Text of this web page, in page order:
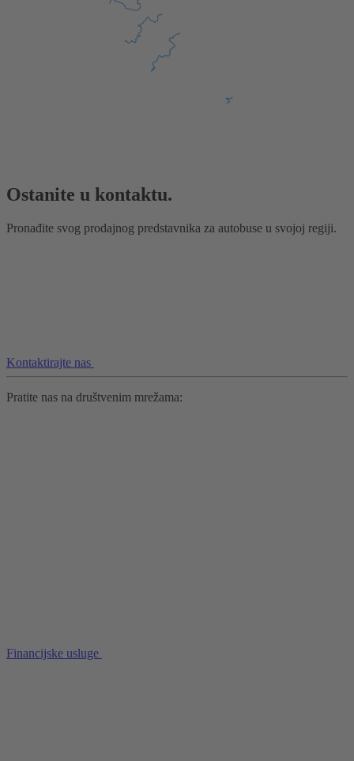
Ostanite u kontaktu.
Pronađite svog prodajnog predstavnika za autobuse u svojoj regiji.
Kontaktirajte nas
Pratite nas na društvenim mrežama:
Financijske usluge